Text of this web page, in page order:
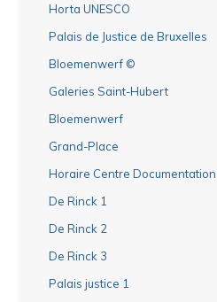
Horta UNESCO
Palais de Justice de Bruxelles
Bloemenwerf ©
Galeries Saint-Hubert
Bloemenwerf
Grand-Place
Horaire Centre Documentation
De Rinck 1
De Rinck 2
De Rinck 3
Palais justice 1